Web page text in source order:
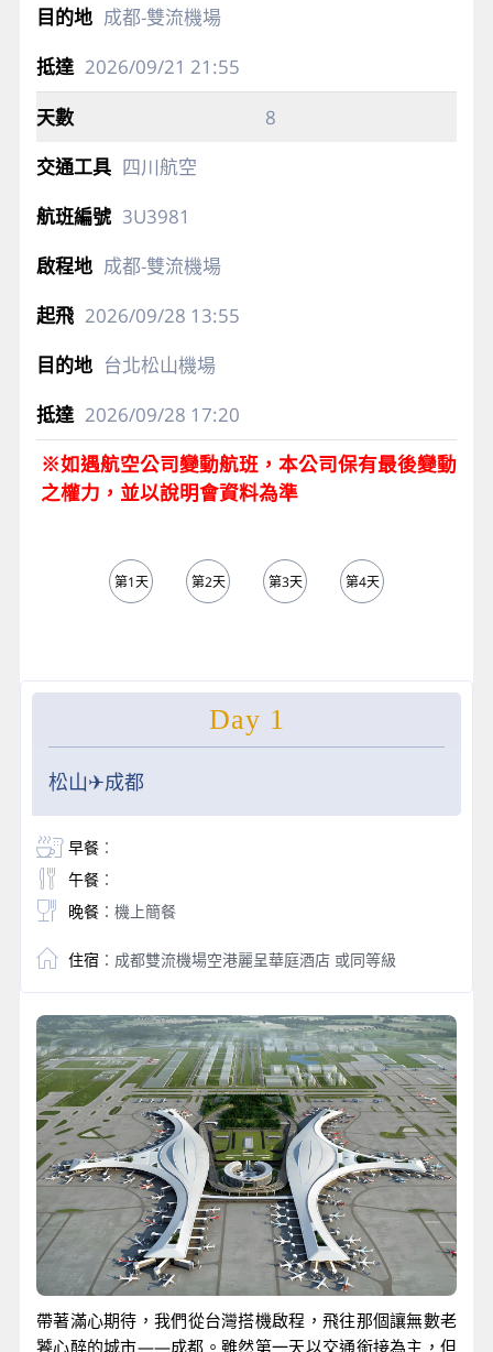
成都-雙流機場
2026/09/21 21:55
8
四川航空
3U3981
成都-雙流機場
2026/09/28 13:55
台北松山機場
2026/09/28 17:20
※如遇航空公司變動航班，本公司保有最後變動
之權力，並以說明會資料為準
第1天 第2天 第3天 第4天
Day 1
松山✈成都
早餐：
午餐：
晚餐：機上簡餐
住宿 ：成都雙流機場空港麗呈華庭酒店 或同等級
帶著滿心期待，我們從台灣搭機啟程，飛往那個讓無數老
饕心醉的城市——成都。雖然第一天以交通銜接為主，但